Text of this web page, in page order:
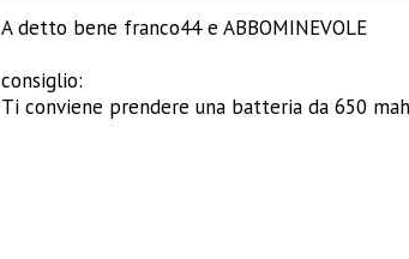
A detto bene franco44 e ABBOMINEVOLE
consiglio:
Ti conviene prendere una batteria da 650